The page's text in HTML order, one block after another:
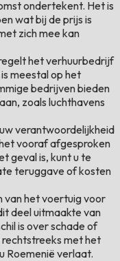
ondertekent. Het is
wat bij de prijs is
zich mee kan
het verhuurbedrijf
meestal op het
bedrijven bieden
zoals luchthavens
verantwoordelijkheid
vooraf afgesproken
geval is, kunt u te
teruggave of kosten
van het voertuig voor
deel uitmaakte van
is over schade of
met het
Roemenië verlaat.